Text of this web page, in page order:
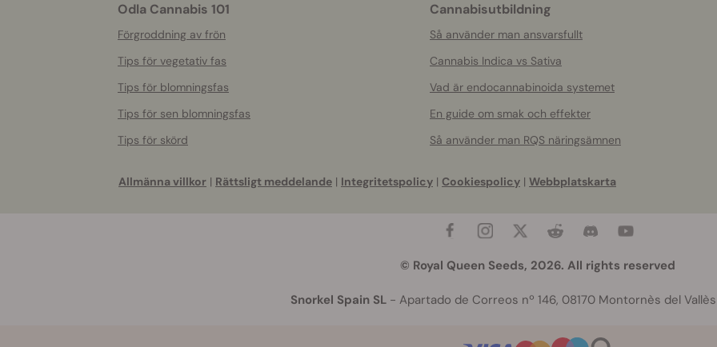
Odla Cannabis 101
Förgroddning av frön
Tips för vegetativ fas
Tips för blomningsfas
Tips för sen blomningsfas
Tips för skörd
Cannabisutbildning
Så använder man ansvarsfullt
Cannabis Indica vs Sativa
Vad är endocannabinoida systemet
En guide om smak och effekter
Så använder man RQS näringsämnen
Allmänna villkor | Rättsligt meddelande | Integritetspolicy | Cookiespolicy | Webbplatskarta
© Royal Queen Seeds, 2026. All rights reserved
Snorkel Spain SL - Apartado de Correos nº 146, 08170 Montornès del